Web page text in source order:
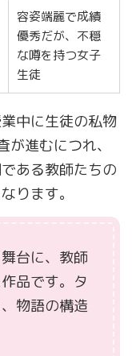
容姿端麗で成績
優秀だが、不穏
な噂を持つ女子
生徒
中に生徒の私物
進むにつれ、
ある教師たちの
ります。
台に、教師
品です。タ
物語の構造